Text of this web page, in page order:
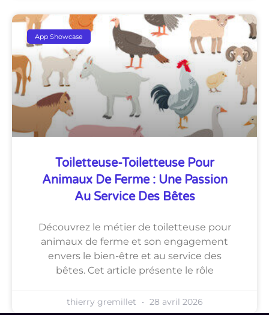
App Showcase
Toiletteuse-Toiletteuse Pour
Animaux De Ferme : Une Passion
Au Service Des Bêtes
Découvrez le métier de toiletteuse pour
animaux de ferme et son engagement
envers le bien-être et au service des
bêtes. Cet article présente le rôle
thierry gremillet 28 avril 2026